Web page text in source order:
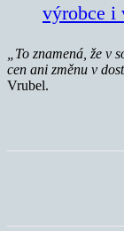
výrobce i
„To znamená, že v
cen ani změnu v
Vrubel.